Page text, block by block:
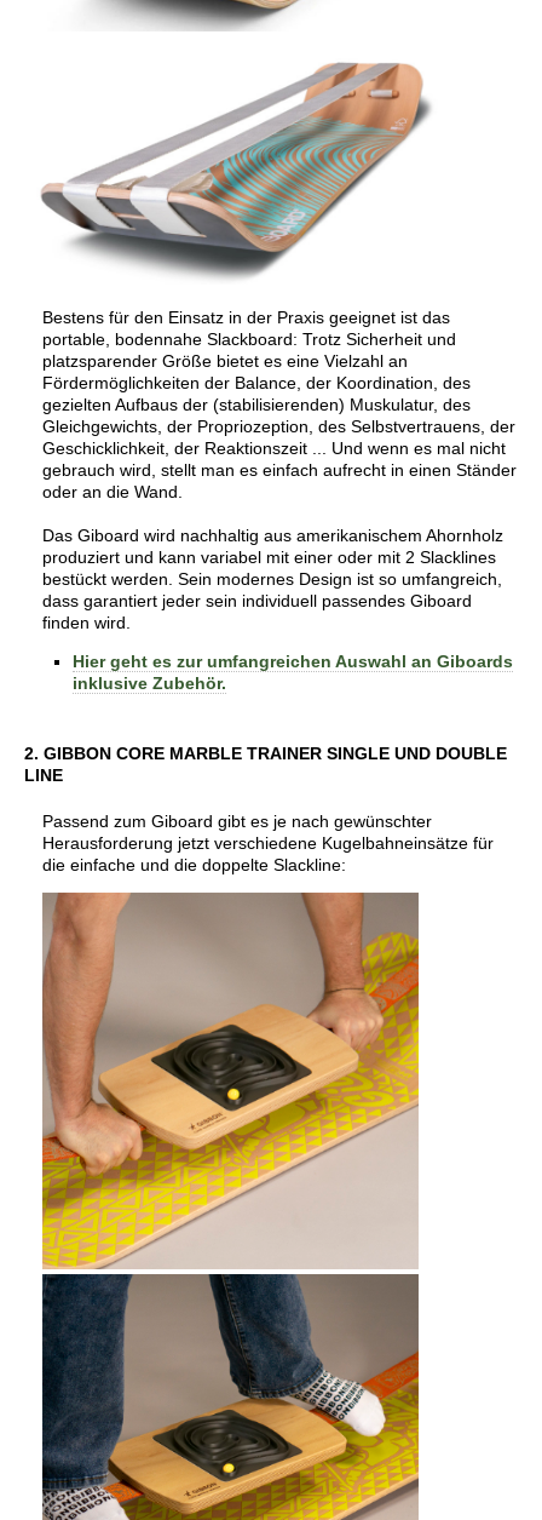
Bestens für den Einsatz in der Praxis geeignet ist das
portable, bodennahe Slackboard: Trotz Sicherheit und
platzsparender Größe bietet es eine Vielzahl an
Fördermöglichkeiten der Balance, der Koordination, des
gezielten Aufbaus der (stabilisierenden) Muskulatur, des
Gleichgewichts, der Propriozeption, des Selbstvertrauens, der
Geschicklichkeit, der Reaktionszeit ... Und wenn es mal nicht
gebrauch wird, stellt man es einfach aufrecht in einen Ständer
oder an die Wand.
Das Giboard wird nachhaltig aus amerikanischem Ahornholz
produziert und kann variabel mit einer oder mit 2 Slacklines
bestückt werden. Sein modernes Design ist so umfangreich,
dass garantiert jeder sein individuell passendes Giboard
finden wird.
Hier geht es zur umfangreichen Auswahl an Giboards
inklusive Zubehör.
2. GIBBON CORE MARBLE TRAINER SINGLE UND DOUBLE
LINE
Passend zum Giboard gibt es je nach gewünschter
Herausforderung jetzt verschiedene Kugelbahneinsätze für
die einfache und die doppelte Slackline: